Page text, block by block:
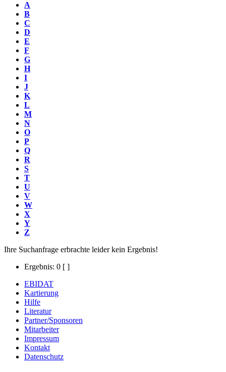
A
B
C
D
E
F
G
H
I
J
K
L
M
N
O
P
Q
R
S
T
U
V
W
X
Y
Z
Ihre Suchanfrage erbrachte leider kein Ergebnis!
Ergebnis: 0 [ ]
EBIDAT
Kartierung
Hilfe
Literatur
Partner/Sponsoren
Mitarbeiter
Impressum
Kontakt
Datenschutz